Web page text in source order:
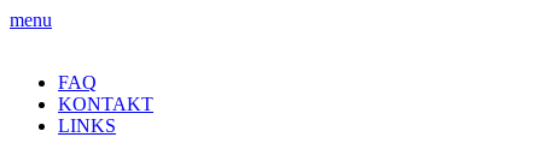
menu
FAQ
KONTAKT
LINKS